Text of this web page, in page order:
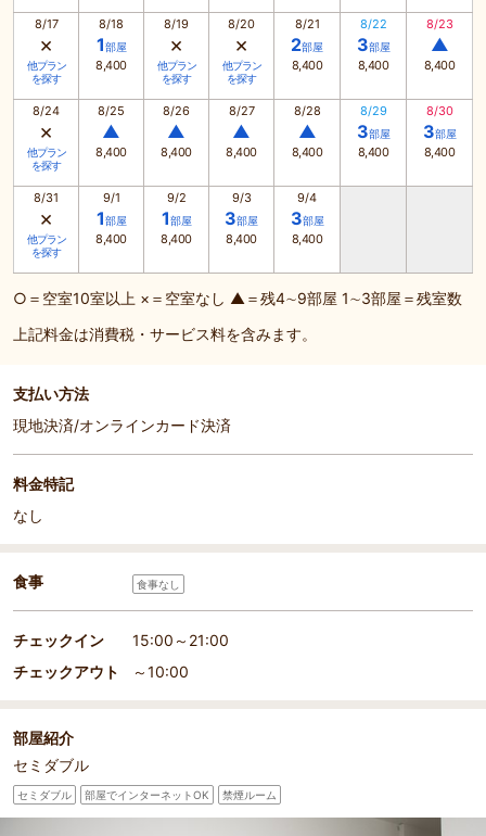
8/17
×
他プラン
を探す
8/18
1部屋
8,400
8/19
×
他プラン
を探す
8/20
×
他プラン
を探す
8/21
2部屋
8,400
8/22
3部屋
8,400
8/23
▲
8,400
8/24
×
他プラン
を探す
8/25
▲
8,400
8/26
▲
8,400
8/27
▲
8,400
8/28
▲
8,400
8/29
3部屋
8,400
8/30
3部屋
8,400
8/31
×
他プラン
を探す
9/1
1部屋
8,400
9/2
1部屋
8,400
9/3
3部屋
8,400
9/4
3部屋
8,400
○＝空室10室以上 ×＝空室なし ▲＝残4∼9部屋 1∼3部屋＝残室数
上記料金は消費税・サービス料を含みます。
支払い方法
現地決済/オンラインカード決済
料金特記
なし
食事 食事なし
チェックイン
15:00～21:00
チェックアウト
～10:00
部屋紹介
セミダブル
セミダブル 部屋でインターネットOK 禁煙ルーム